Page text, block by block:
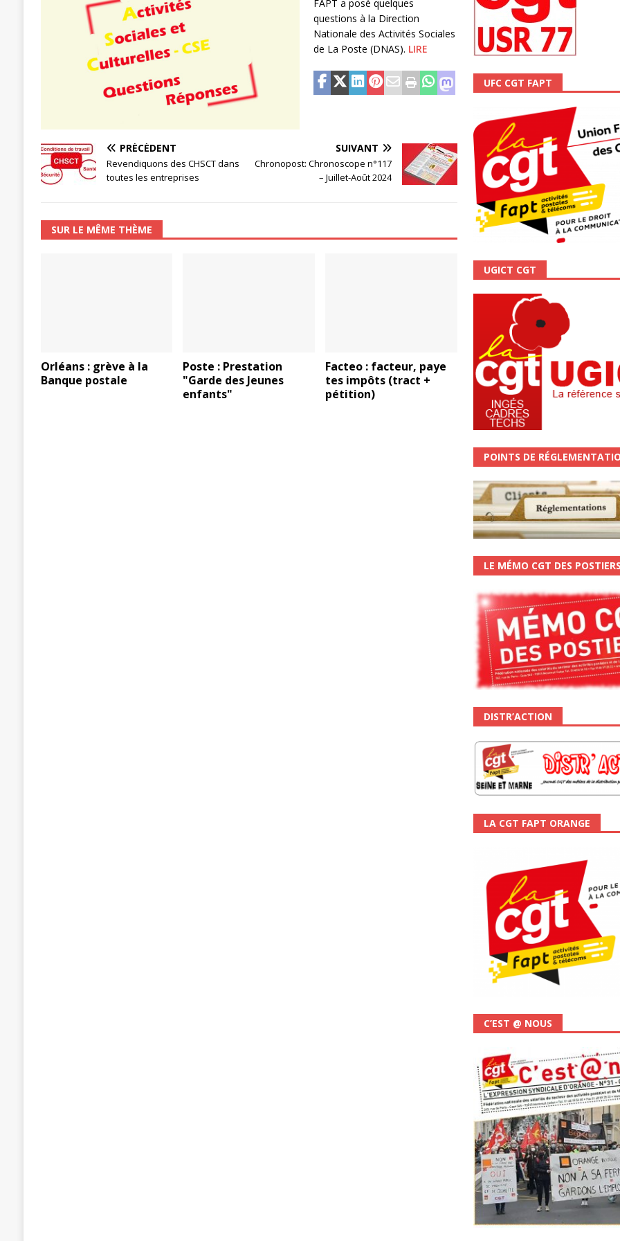
[ 3 janvier 2024 ]
Chronopost: Chronoscope n°111 – Janvier 2024
FAPT a posé quelques
questions à la Direction
Nationale des Activités Sociales
de La Poste (DNAS). LIRE
PRÉCÉDENT
Revendiquons des CHSCT dans
toutes les entreprises
SUIVANT
Chronopost: Chronoscope n°117
– Juillet-Août 2024
SUR LE MÊME THÈME
Orléans : grève à la
Banque postale
Poste : Prestation
"Garde des Jeunes
enfants"
Facteo : facteur, paye
tes impôts (tract +
pétition)
UFC CGT FAPT
UGICT CGT
POINTS DE
LE MÉMO CGT DES
DISTR’ACTION
LA CGT FAPT ORANGE
C’EST @ NOUS